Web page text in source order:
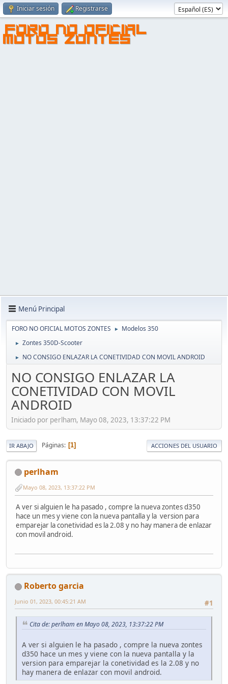
Iniciar sesión Registrarse
FORO NO OFICIAL
MOTOS ZONTES
Menú Principal
FORO NO OFICIAL MOTOS ZONTES ► Modelos 350
► Zontes 350D-Scooter
► NO CONSIGO ENLAZAR LA CONETIVIDAD CON MOVIL ANDROID
NO CONSIGO ENLAZAR LA
CONETIVIDAD CON MOVIL
ANDROID
Iniciado por perlham, Mayo 08, 2023, 13:37:22 PM
IR ABAJO Páginas 1 ACCIONES DEL USUARIO
perlham
Mayo 08, 2023, 13:37:22 PM
A ver si alguien le ha pasado , compre la nueva zontes d350
hace un mes y viene con la nueva pantalla y la version para
emparejar la conetividad es la 2.08 y no hay manera de enlazar
con movil android.
Roberto garcia
#1
Junio 01, 2023, 00:45:21 AM
Cita de: perlham en Mayo 08, 2023, 13:37:22 PM
A ver si alguien le ha pasado , compre la nueva zontes
d350 hace un mes y viene con la nueva pantalla y la
version para emparejar la conetividad es la 2.08 y no
hay manera de enlazar con movil android.